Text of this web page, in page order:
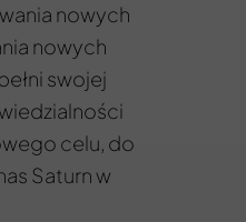
nowych
nowych
swojej
celu, do
Saturn w